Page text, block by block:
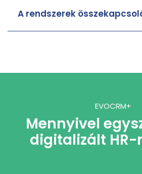
A rendszerek
EVOCRM+
Mennyivel
digitalizált